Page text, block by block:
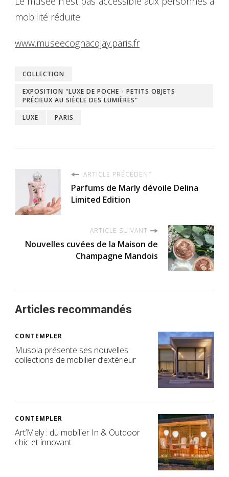
mobilité réduite
www.museecognacqjay.paris.fr
COLLECTION
EXPOSITION "LUXE DE POCHE - PETITS OBJETS
PRÉCIEUX AU SIÈCLE DES LUMIÈRES"
LUXE
PARIS
ARTICLE PRÉCÉDENT
Parfums de Marly dévoile Delina
Limited Edition
ARTICLE SUIVANT
Nouvelles cuvées de la Maison de
Champagne Mandois
Articles recommandés
CONTEMPLER
Musola présente ses nouvelles
collections de mobilier d’extérieur
CONTEMPLER
Art’Mely : du mobilier In & Outdoor
chic et innovant